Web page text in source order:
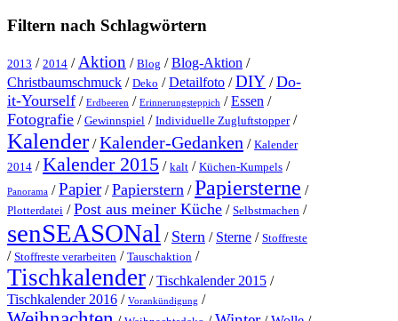
Filtern nach Schlagwörtern
2013 / 2014 / Aktion / Blog /Blog-Aktion /
Christbaumschmuck / Deko /Detailfoto /DIY /Do-
it-Yourself / Erdbeeren / Erinnerungsteppich /Essen /
Fotografie / Gewinnspiel / Individuelle Zugluftstopper/
Kalender/Kalender-Gedanken / Kalender
2014 /Kalender 2015 / kalt / Küchen-Kumpels /
Panorama /Papier/Papierstern /Papiersterne /
Plotterdatei /Post aus meiner Küche / Selbstmachen /
senSEASONal / Stern / Sterne / Stoffreste
/ Stoffreste verarbeiten / Tauschaktion /
Tischkalender /Tischkalender 2015 /
Tischkalender 2016 / Vorankündigung /